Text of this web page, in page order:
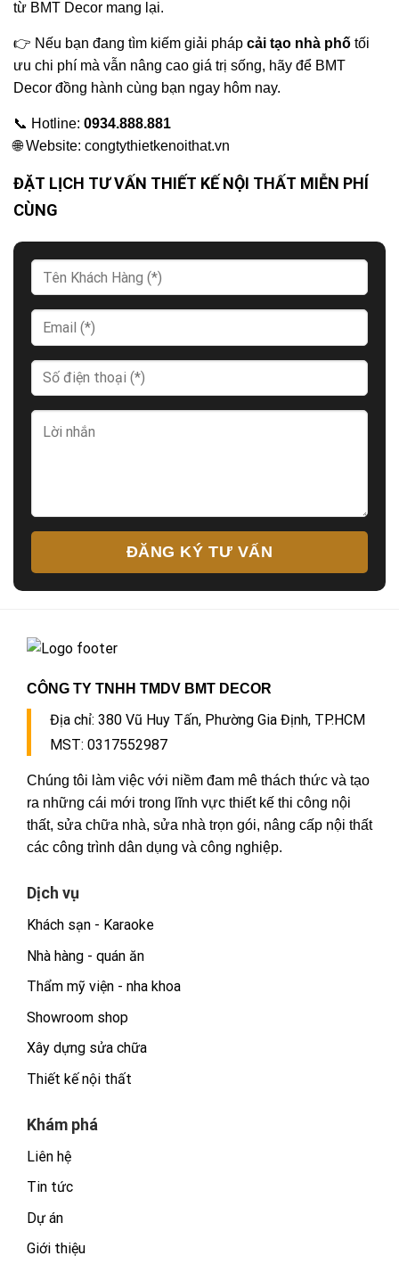
từ BMT Decor mang lại.
👉 Nếu bạn đang tìm kiếm giải pháp cải tạo nhà phố tối
ưu chi phí mà vẫn nâng cao giá trị sống, hãy để BMT
Decor đồng hành cùng bạn ngay hôm nay.
📞 Hotline: 0934.888.881
🌐 Website: congtythietkenoithat.vn
ĐẶT LỊCH TƯ VẤN THIẾT KẾ NỘI THẤT MIỄN PHÍ
CÙNG
ĐĂNG KÝ TƯ VẤN
CÔNG TY TNHH TMDV BMT DECOR
Địa chỉ: 380 Vũ Huy Tấn, Phường Gia Định, TP.HCM
MST: 0317552987
Chúng tôi làm việc với niềm đam mê thách thức và tạo
ra những cái mới trong lĩnh vực thiết kế thi công nội
thất, sửa chữa nhà, sửa nhà trọn gói, nâng cấp nội thất
các công trình dân dụng và công nghiệp.
Dịch vụ
Khách sạn - Karaoke
Nhà hàng - quán ăn
Thẩm mỹ viện - nha khoa
Showroom shop
Xây dựng sửa chữa
Thiết kế nội thất
Khám phá
Liên hệ
Tin tức
Dự án
Giới thiệu